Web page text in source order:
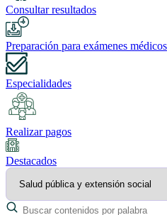
Consultar resultados
Preparación para exámenes médicos
Especialidades
Realizar pagos
Destacados